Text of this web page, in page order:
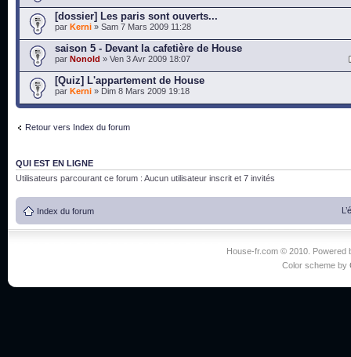
[dossier] Les paris sont ouverts...
par Kerni » Sam 7 Mars 2009 11:28
saison 5 - Devant la cafetière de House
par Nonold » Ven 3 Avr 2009 18:07
[Quiz] L'appartement de House
par Kerni » Dim 8 Mars 2009 19:18
Retour vers Index du forum
QUI EST EN LIGNE
Utilisateurs parcourant ce forum : Aucun utilisateur inscrit et 7 invités
Index du forum
House-fr.com © 2010. Powered
Color scheme by